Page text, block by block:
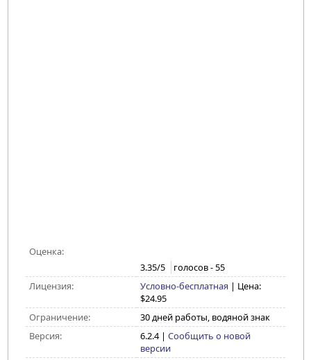
Оценка:
3.35/5 голосов -55
Лицензия:
Условно-бесплатная | Цена:
$24.95
Ограничение:
30 дней работы, водяной знак
Версия:
6.2.4| Сообщить о новой
версии